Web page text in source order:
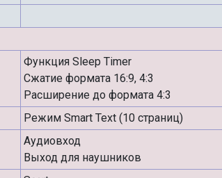
Функция Sleep Timer
Сжатие формата 16:9, 4:3
Расширение до формата 4:3
Режим Smart Text (10 страниц)
Аудиовход
Выход для наушников